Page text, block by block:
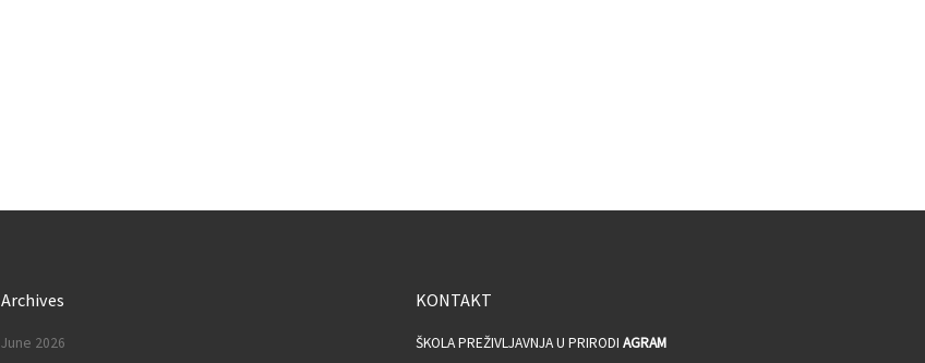
Archives
June 2026
KONTAKT
ŠKOLA PREŽIVLJAVNJA U PRIRODI AGRAM